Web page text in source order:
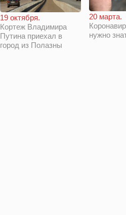
19 октября.
Кортеж Владимира
Путина приехал в
город из Полазны
20 марта.
нужно